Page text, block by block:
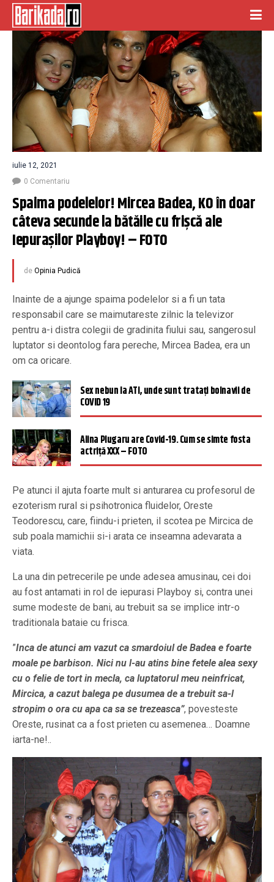
iulie 12, 2021
0 Comentariu
Spaima podelelor! Mircea Badea, KO în doar
câteva secunde la bătăile cu frișcă ale
Iepurașilor Playboy! – FOTO
de Opinia Pudică
Inainte de a ajunge spaima podelelor si a fi un tata
responsabil care se maimutareste zilnic la televizor
pentru a-i distra colegii de gradinita fiului sau, sangerosul
luptator si deontolog fara pereche, Mircea Badea, era un
om ca oricare.
Sex nebun la ATI, unde sunt trataţi bolnavii de
COVID 19
Alina Plugaru are Covid-19. Cum se simte fosta
actriță XXX – FOTO
Pe atunci il ajuta foarte mult si anturarea cu profesorul de
ezoterism rural si psihotronica fluidelor, Oreste
Teodorescu, care, fiindu-i prieten, il scotea pe Mircica de
sub poala mamichii si-i arata ce inseamna adevarata a
viata.
La una din petrecerile pe unde adesea amusinau, cei doi
au fost antamati in rol de iepurasi Playboy si, contra unei
sume modeste de bani, au trebuit sa se implice intr-o
traditionala bataie cu frisca.
”Inca de atunci am vazut ca smardoiul de Badea e foarte
moale pe barbison. Nici nu l-au atins bine fetele alea sexy
cu o felie de tort in mecla, ca luptatorul meu neinfricat,
Mircica, a cazut balega pe dusumea de a trebuit sa-l
stropim o ora cu apa ca sa se trezeasca”, povesteste
Oreste, rusinat ca a fost prieten cu asemenea… Doamne
iarta-ne!..